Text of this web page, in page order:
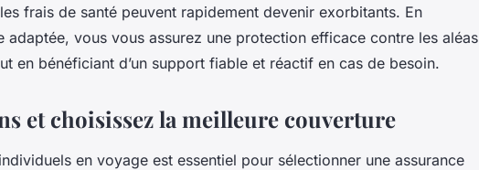
frais de santé peuvent rapidement devenir exorbitants. En
adaptée, vous vous assurez une protection efficace contre les aléas
en bénéficiant d’un support fiable et réactif en cas de besoin.
et choisissez la meilleure couverture
en voyage est essentiel pour sélectionner une assurance